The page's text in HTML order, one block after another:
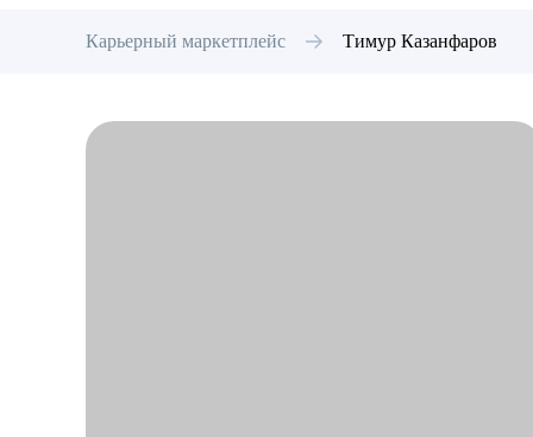
Карьерный маркетплейс Тимур Казанфаров